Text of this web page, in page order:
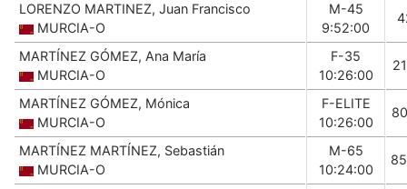
LORENZO MARTINEZ, Juan Francisco
MURCIA-O
M-45
9:52:00
MARTÍNEZ GÓMEZ, Ana María
MURCIA-O
F-35
10:26:00
MARTÍNEZ GÓMEZ, Mónica
MURCIA-O
F-ELITE
10:26:00
MARTÍNEZ MARTÍNEZ, Sebastián
MURCIA-O
M-65
10:24:00